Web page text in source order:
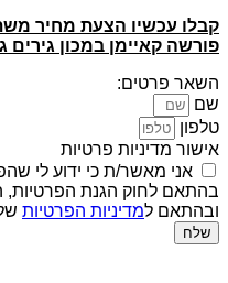
קבלו עכשיו הצעת מחיר
פורשה קאיימן במכון גירים
השאר פרטים:
שם
טלפון
אישור מדיניות פרטיות
אני מאשר/ת כי ידוע לי
ובהתאם למדיניות הפרטיות
שלח